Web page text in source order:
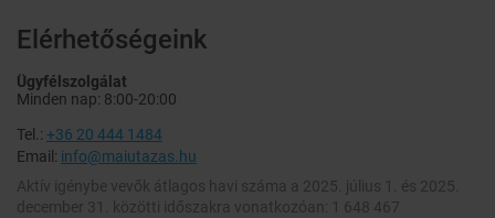
Elérhetőségeink
Ügyfélszolgálat
Minden nap: 8:00-20:00
Tel.: +36 20 444 1484
Email: info@maiutazas.hu
Aktív igénybe vevők átlagos havi száma a 2025. július 1. és 2025.
december 31. közötti időszakra vonatkozóan: 1 648 467